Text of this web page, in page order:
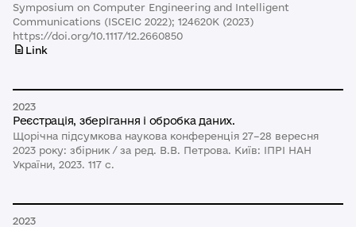
Symposium on Computer Engineering and Intelligent
Communications (ISCEIC 2022); 124620K (2023)
https://doi.org/10.1117/12.2660850
Link
2023
Реєстрація, зберігання і обробка даних.
Щорічна підсумкова наукова конференція 27–28 вересня
2023 року: збірник / за ред. В.В. Петрова. Київ: ІПРІ НАН
України, 2023. 117 с.
2023